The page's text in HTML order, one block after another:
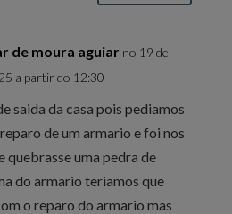
de moura aguiar no 19 de
a partir do 12:30
saida da casa pois pediamos
de um armario e foi nos
quebrasse uma pedra de
do armario teriamos que
o reparo do armario mas